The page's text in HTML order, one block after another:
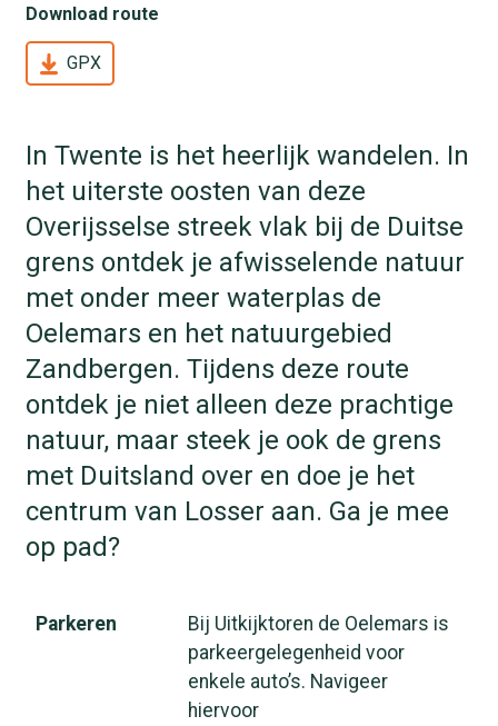
Download route
GPX
In Twente is het heerlijk wandelen. In
het uiterste oosten van deze
Overijsselse streek vlak bij de Duitse
grens ontdek je afwisselende natuur
met onder meer waterplas de
Oelemars en het natuurgebied
Zandbergen. Tijdens deze route
ontdek je niet alleen deze prachtige
natuur, maar steek je ook de grens
met Duitsland over en doe je het
centrum van Losser aan. Ga je mee
op pad?
Parkeren
Bij Uitkijktoren de Oelemars is
parkeergelegenheid voor
enkele auto’s. Navigeer
hiervoor